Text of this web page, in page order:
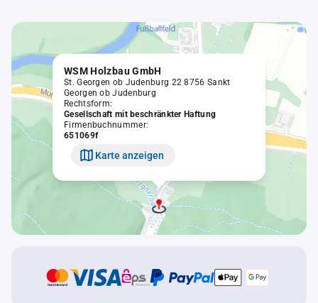
WSM Holzbau GmbH
St. Georgen ob Judenburg 22 8756 Sankt
Georgen ob Judenburg
Rechtsform:
Gesellschaft mit beschränkter Haftung
Firmenbuchnummer:
651069f
Karte anzeigen